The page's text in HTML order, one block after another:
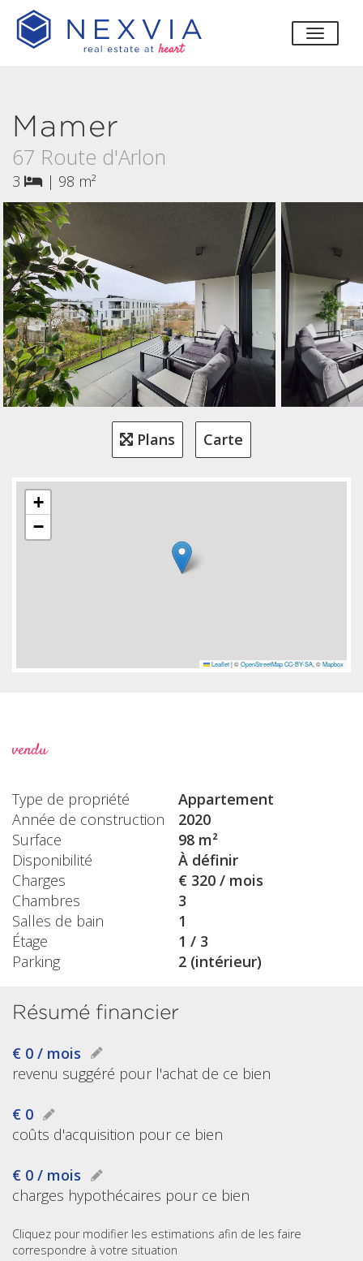
Mamer
67 Route d'Arlon
3 | 98 m²
Plans Carte
+
−
Leaflet |©OpenStreetMap CC-BY-SA, ©Mapbox
vendu
Type de propriété
Appartement
Année de construction
2020
Surface
98 m²
Disponibilité
À définir
Charges
€ 320 / mois
Chambres
3
Salles de bain
1
Étage
1 / 3
Parking
2 (intérieur)
Résumé financier
€ 0 / mois
revenu suggéré pour l'achat de ce bien
€ 0
coûts d'acquisition pour ce bien
€ 0 / mois
charges hypothécaires pour ce bien
Cliquez pour modifier les estimations afin de les faire
correspondre à votre situation